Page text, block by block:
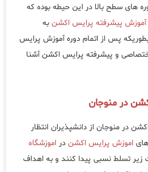
های سطح بالا در این حیطه بوده که
آموزش پیشرفته پرایس اکشن به
پس از اتمام دوره آموزش پرایس
و پیشرفته پرایس اکشن آشنا
در منوجان
در منوجان از دانشپذیران انتظار
اموزش پرایس اکشن در اموزشگاه
زیر تسلط نسبی پیدا کنند و به اهداف